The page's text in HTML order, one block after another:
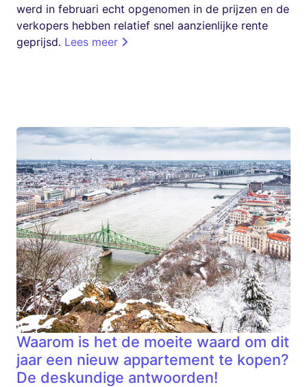
werd in februari echt opgenomen in de prijzen en de
verkopers hebben relatief snel aanzienlijke rente
geprijsd. Lees meer
Waarom is het de moeite waard om dit
jaar een nieuw appartement te kopen?
De deskundige antwoorden!